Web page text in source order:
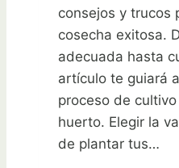
consejos y trucos
cosecha exitosa.
adecuada hasta
artículo te guiará
proceso de
huerto. Elegir la
de plantar tus…